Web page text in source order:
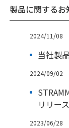
製品に関するお
2024/11/08
当社製
2024/09/02
リリー
2023/06/28